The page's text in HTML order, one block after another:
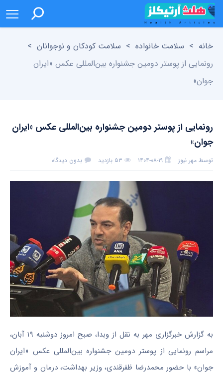
خانه > سلامت خانواده > سلامت کودکان و نوجوانان >
رونمایی از پوستر دومین جشنواره بین‌المللی عکس «ایران
جوان»
رونمایی از پوستر دومین جشنواره بین‌المللی عکس «ایران
جوان»
توسط مهر نیوز ۱۴۰۴-۰۸-۱۹ ۵۳ بازدید بدون دیدگاه
به گزارش خبرگزاری مهر به نقل از وبدا، صبح امروز دوشنبه ۱۹ آبان،
مراسم رونمایی از پوستر دومین جشنواره بین‌المللی عکس «ایران
جوان» با حضور محمدرضا ظفرقندی، وزیر بهداشت، درمان و آموزش